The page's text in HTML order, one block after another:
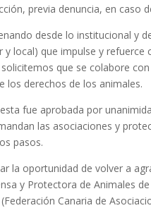
previa denuncia, en caso
desde lo institucional y
y local) que impulse y
que se colabore
los derechos de los animales.
fue aprobada por
las asociaciones y
pasos.
la oportunidad de volver a
y Protectora de Animales
(Federación Canaria de